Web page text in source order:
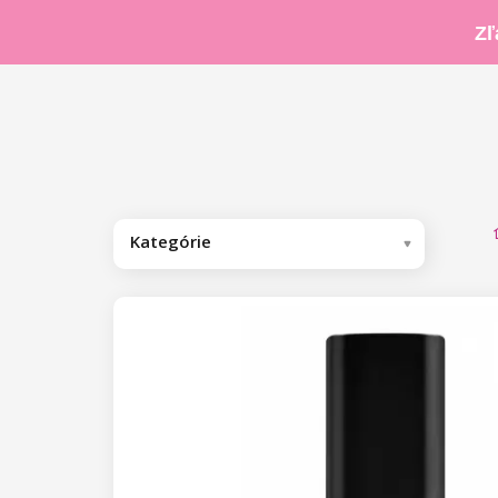
Kategórie
Kolekcia by Nikol Leitgeb